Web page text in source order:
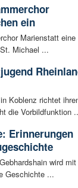
ein
Marienstatt eine
Michael ...
Koblenz richtet
die Vorbildfunktion
Erinnerungen
wird mit
Geschichte ...